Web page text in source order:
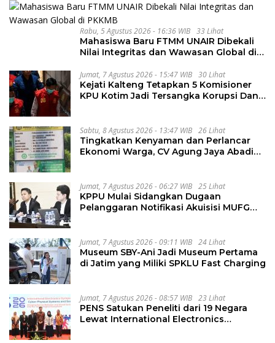
Rabu, 5 Agustus 2026 - 16:36 WIB 33 Lihat
Mahasiswa Baru FTMM UNAIR Dibekali
Nilai Integritas dan Wawasan Global di
Jumat, 7 Agustus 2026 - 15:47 WIB 30 Lihat
Kejati Kalteng Tetapkan 5 Komisioner
KPU Kotim Jadi Tersangka Korupsi Dana
Sabtu, 8 Agustus 2026 - 13:47 WIB 26 Lihat
Tingkatkan Kenyaman dan Perlancar
Ekonomi Warga, CV Agung Jaya Abadi
Jumat, 7 Agustus 2026 - 06:27 WIB 25 Lihat
KPPU Mulai Sidangkan Dugaan
Pelanggaran Notifikasi Akuisisi MUFG
Jumat, 7 Agustus 2026 - 09:11 WIB 24 Lihat
Museum SBY-Ani Jadi Museum Pertama
di Jatim yang Miliki SPKLU Fast Charging
Jumat, 7 Agustus 2026 - 08:57 WIB 23 Lihat
PENS Satukan Peneliti dari 19 Negara
Lewat International Electronics